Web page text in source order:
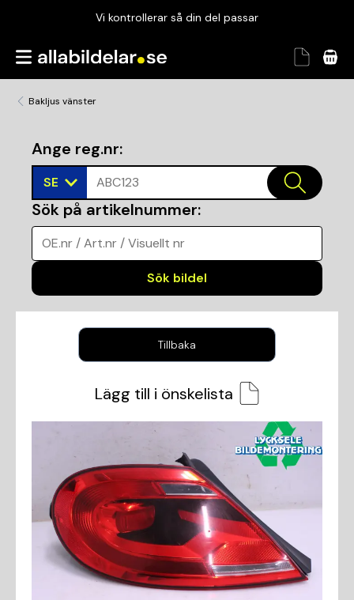
Vi kontrollerar så din del passar
Garanterad passform
Bakljus vänster
Ange reg.nr:
SE ABC123
Sök på artikelnummer:
OE.nr / Art.nr / Visuellt nr
Sök bildel
Tillbaka
Lägg till i önskelista